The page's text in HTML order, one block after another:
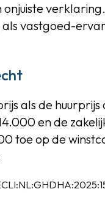
vastgoed-
als de huurprijs
en de
toe op de